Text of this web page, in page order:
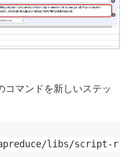
コマンドを新しいステッ
libs/script-